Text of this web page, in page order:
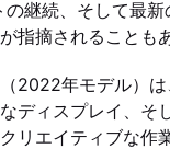
継続、そして最
指摘されることも
2022年モデル）
ディスプレイ、そ
リエイティブな作